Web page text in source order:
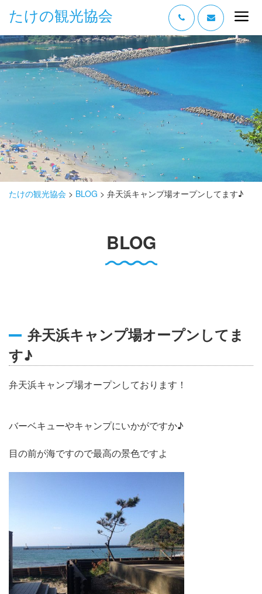
たけの観光協会
“たけの” の魅力
過ごし方
みどころ
泊まる
おみやげ
お電話受付時間 9:00〜17:00
たけの観光協会 > BLOG > 弁天浜キャンプ場オープンしてます♪
BLOG
弁天浜キャンプ場オープンしてま
す♪
弁天浜キャンプ場オープンしております！
バーベキューやキャンプにいかがですか♪
目の前が海ですので最高の景色ですよ